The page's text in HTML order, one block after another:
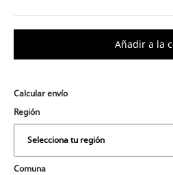
Calcular envío
Región
Comuna